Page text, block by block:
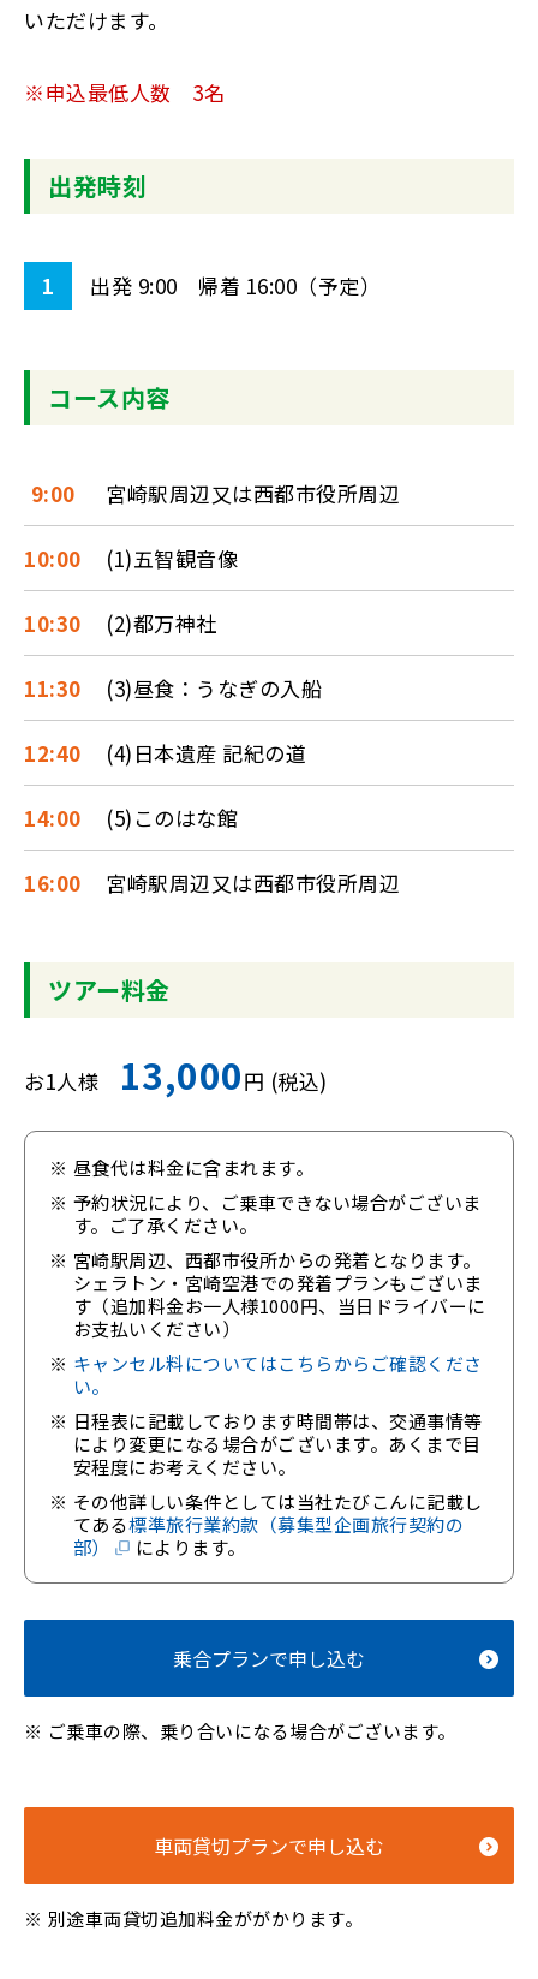
いただけます。
※申込最低人数 3名
出発時刻
1 出発 9:00 帰着 16:00（予定）
コース内容
9:00 宮崎駅周辺又は西都市役所周辺
10:00 (1)五智観音像
10:30 (2)都万神社
11:30 (3)昼食：うなぎの入船
12:40 (4)日本遺産 記紀の道
14:00 (5)このはな館
16:00 宮崎駅周辺又は西都市役所周辺
ツアー料金
お1人様 13,000円 (税込)
昼食代は料金に含まれます。
予約状況により、ご乗車できない場合がございま
す。ご了承ください。
宮崎駅周辺、西都市役所からの発着となります。
シェラトン・宮崎空港での発着プランもございま
す（追加料金お一人様1000円、当日ドライバーに
お支払いください）
キャンセル料についてはこちらからご確認くださ
い。
日程表に記載しております時間帯は、交通事情等
により変更になる場合がございます。あくまで目
安程度にお考えください。
その他詳しい条件としては当社たびこんに記載し
てある標準旅行業約款（募集型企画旅行契約の
部）
によります。
乗合プランで申し込む
ご乗車の際、乗り合いになる場合がございます。
車両貸切プランで申し込む
別途車両貸切追加料金ががかります。